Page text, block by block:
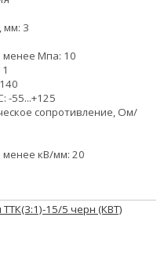
мм: 3
менее Мпа: 10
-55...+125
сопротивление, Ом/
менее кВ/мм: 20
15/5 черн (КВТ)